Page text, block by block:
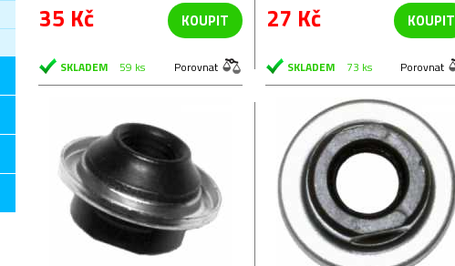
35 Kč KOUPIT
SKLADEM 59 ks Porovnat
27 Kč KOUPIT
SKLADEM 73 ks Porovnat